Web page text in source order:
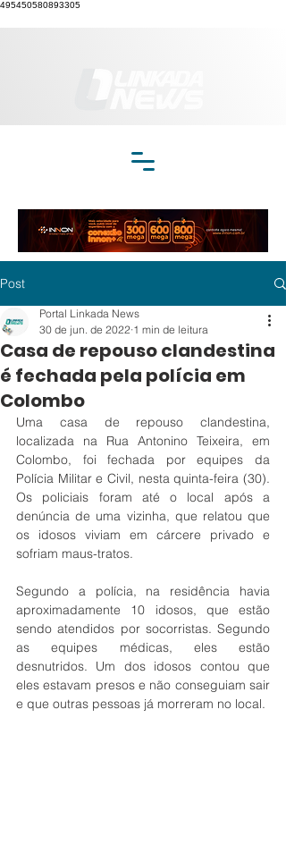
495450580893305
Post
Casa de repouso clandestina
é fechada pela polícia em
Colombo
Portal Linkada News
30 de jun. de 2022 1 min de leitura
Uma casa de repouso clandestina,
localizada na Rua Antonino Teixeira, em
Colombo, foi fechada por equipes da
Polícia Militar e Civil, nesta quinta-feira (30).
Os policiais foram até o local após a
denúncia de uma vizinha, que relatou que
os idosos viviam em cárcere privado e
sofriam maus-tratos.
Segundo a polícia, na residência havia
aproximadamente 10 idosos, que estão
sendo atendidos por socorristas. Segundo
as equipes médicas, eles estão
desnutridos. Um dos idosos contou que
eles estavam presos e não conseguiam sair
e que outras pessoas já morreram no local.